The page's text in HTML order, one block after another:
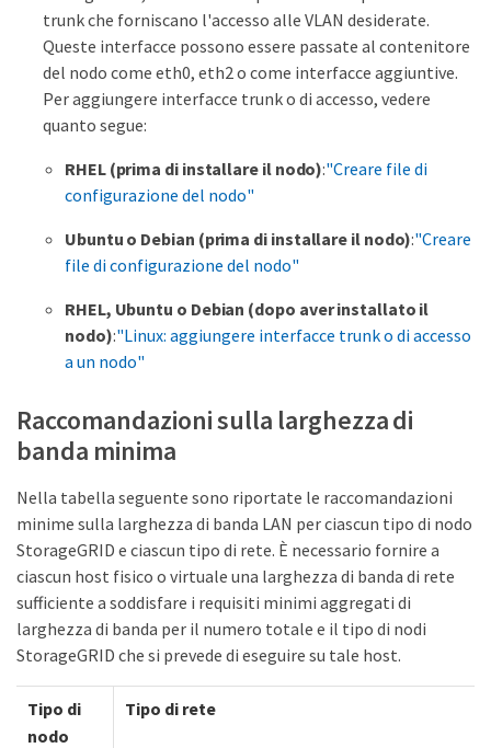
trunk che forniscano l'accesso alle VLAN desiderate.
Queste interfacce possono essere passate al contenitore
del nodo come eth0, eth2 o come interfacce aggiuntive.
Per aggiungere interfacce trunk o di accesso, vedere
quanto segue:
RHEL (prima di installare il nodo):"Creare file di
configurazione del nodo"
Ubuntu o Debian (prima di installare il nodo):"Creare
file di configurazione del nodo"
RHEL, Ubuntu o Debian (dopo aver installato il
nodo):"Linux: aggiungere interfacce trunk o di accesso
a un nodo"
Raccomandazioni sulla larghezza di
banda minima
Nella tabella seguente sono riportate le raccomandazioni
minime sulla larghezza di banda LAN per ciascun tipo di nodo
StorageGRID e ciascun tipo di rete. È necessario fornire a
ciascun host fisico o virtuale una larghezza di banda di rete
sufficiente a soddisfare i requisiti minimi aggregati di
larghezza di banda per il numero totale e il tipo di nodi
StorageGRID che si prevede di eseguire su tale host.
Tipo di
nodo
Tipo di rete